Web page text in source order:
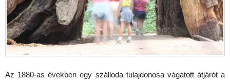
Az 1880-as években egy szálloda tulajdonosa vágatott átjárót a